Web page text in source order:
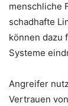
menschliche
schadhafte
können dazu
Systeme
Angreifer
Vertrauen